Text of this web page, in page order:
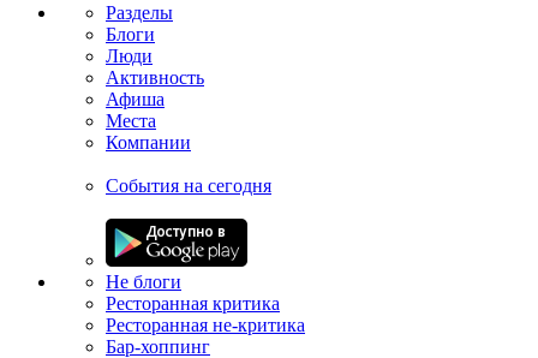
Разделы
Блоги
Люди
Активность
Афиша
Места
Компании
События на сегодня
Не блоги
Ресторанная критика
Ресторанная не-критика
Бар-хоппинг